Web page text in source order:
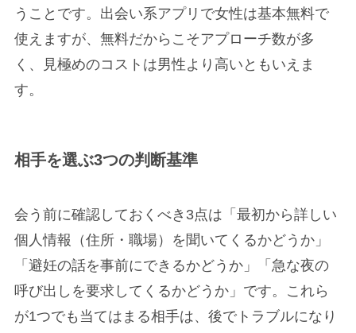
うことです。出会い系アプリで女性は基本無料で
使えますが、無料だからこそアプローチ数が多
く、見極めのコストは男性より高いともいえま
す。
相手を選ぶ3つの判断基準
会う前に確認しておくべき3点は「最初から詳しい
個人情報（住所・職場）を聞いてくるかどうか」
「避妊の話を事前にできるかどうか」「急な夜の
呼び出しを要求してくるかどうか」です。これら
が1つでも当てはまる相手は、後でトラブルになり